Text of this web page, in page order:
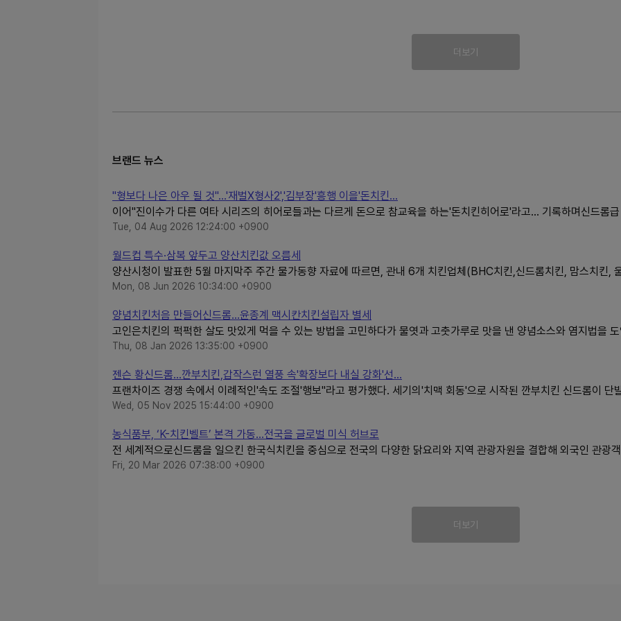
더보기
브랜드 뉴스
"형보다 나은 아우 될 것"…'재벌X형사2','김부장'흥행 이을'돈치킨...
이어"진이수가 다른 여타 시리즈의 히어로들과는 다르게 돈으로 참교육을 하는'돈치킨히어로'라고... 기록하며신드롬
Tue, 04 Aug 2026 12:24:00 +0900
월드컵 특수·삼복 앞두고 양산치킨값 오름세
양산시청이 발표한 5월 마지막주 주간 물가동향 자료에 따르면, 관내 6개 치킨업체(BHC치킨,신드롬치킨, 맘스치킨,
Mon, 08 Jun 2026 10:34:00 +0900
양념치킨처음 만들어신드롬…윤종계 맥시칸치킨설립자 별세
고인은치킨의 퍽퍽한 살도 맛있게 먹을 수 있는 방법을 고민하다가 물엿과 고춧가루로 맛을 낸 양념소스와 염지법을
Thu, 08 Jan 2026 13:35:00 +0900
젠슨 황신드롬...깐부치킨,갑작스런 열풍 속'확장보다 내실 강화'선...
프랜차이즈 경쟁 속에서 이례적인'속도 조절'행보"라고 평가했다. 세기의'치맥 회동'으로 시작된 깐부치킨 신드롬이 단
Wed, 05 Nov 2025 15:44:00 +0900
농식품부, ‘K-치킨벨트’ 본격 가동…전국을 글로벌 미식 허브로
전 세계적으로신드롬을 일으킨 한국식치킨을 중심으로 전국의 다양한 닭요리와 지역 관광자원을 결합해 외국인 관광
Fri, 20 Mar 2026 07:38:00 +0900
더보기